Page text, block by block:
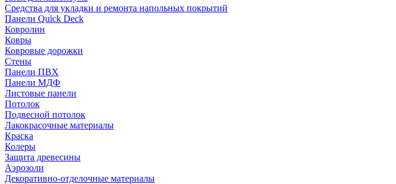
Средства для укладки и ремонта напольных покрытий
Панели Quick Deck
Ковролин
Ковры
Ковровые дорожки
Стены
Панели ПВХ
Панели МДФ
Листовые панели
Потолок
Подвесной потолок
Лакокрасочные материалы
Краска
Колеры
Защита древесины
Аэрозоли
Декоративно-отделочные материалы